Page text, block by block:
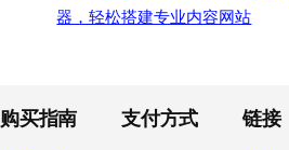
器，轻松搭建专业内容网站
Footer
购买指南 支付方式 链接